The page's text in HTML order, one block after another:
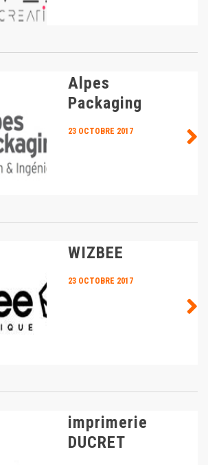
Alpes
Packaging
23 OCTOBRE 2017
WIZBEE
23 OCTOBRE 2017
imprimerie
DUCRET